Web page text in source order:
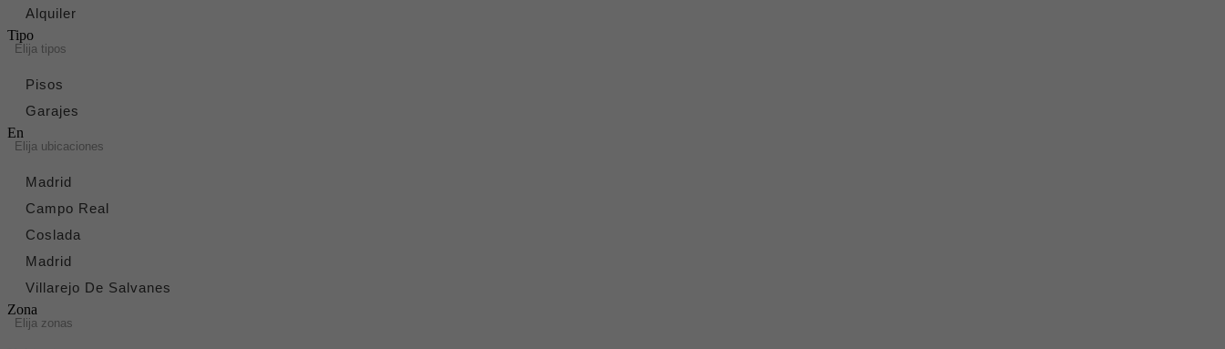
Alquiler
Tipo
Elija tipos
Pisos
Garajes
En
Elija ubicaciones
Madrid
Campo Real
Coslada
Madrid
Villarejo De Salvanes
Zona
Elija zonas